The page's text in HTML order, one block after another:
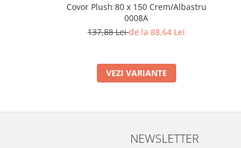
Covor Plush 80 x 150 Crem/Albastru
0008A
137,88 Leide la 88,64 Lei
VEZI VARIANTE
NEWSLETTER